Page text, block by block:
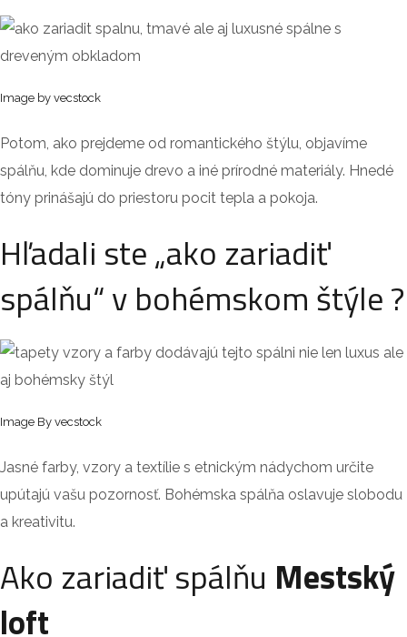
Image by vecstock
Potom, ako prejdeme od romantického štýlu, objavíme
spálňu, kde dominuje drevo a iné prírodné materiály. Hnedé
tóny prinášajú do priestoru pocit tepla a pokoja.
Hľadali ste „ako zariadiť
spálňu“ v bohémskom štýle ?
Image By vecstock
Jasné farby, vzory a textílie s etnickým nádychom určite
upútajú vašu pozornosť. Bohémska spálňa oslavuje slobodu
a kreativitu.
Ako zariadiť spálňu Mestský
loft